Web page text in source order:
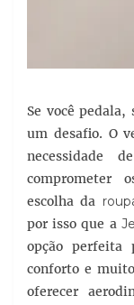
Se você
um desafio. O
necessidade
comprometer
escolha da
por isso que a
opção perfeita
conforto e
oferecer